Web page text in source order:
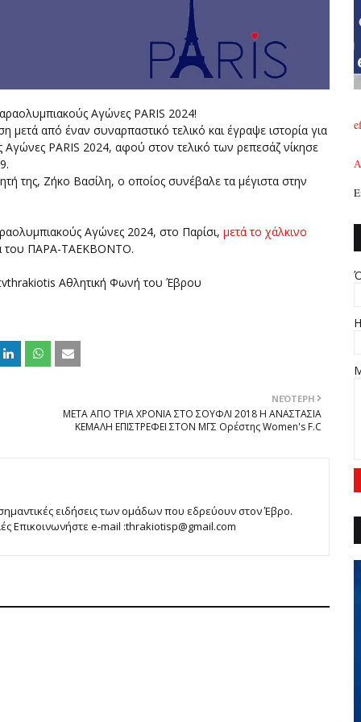
Αγώνες PARIS 2024!
από έναν συναρπαστικό τελικό και έγραψε ιστορία για
PARIS 2024, αφού στον τελικό των ρεπεσάζ νίκησε
της, Ζήκο Βασίλη, ο οποίος συνέβαλε τα μέγιστα στην
Αγώνες 2024, στο Παρίσι, μετά το χάλκινο
του ΠΑΡΑ-ΤΑΕΚΒΟΝΤΟ.
Αθλητική Φωνή του Έβρου
ΝΕΌΤΕΡΗ
ΜΕΤΑ ΑΠΟ ΤΡΙΑ ΧΡΟΝΙΑ ΣΤΟ ΣΟΥΦΛΙ 2018 Η ΑΝΑΣΤΑΣΙΑ
ΚΕΜΑΛΗ ΕΠΙΣΤΡΕΦΕΙ ΣΤΟΝ ΜΓΣ Ορέστης Women's F.C
ειδήσεις των ομάδων που εδρεύουν στον Έβρο.
Επικοινωνήστε e-mail :thrakiotisp@gmail.com